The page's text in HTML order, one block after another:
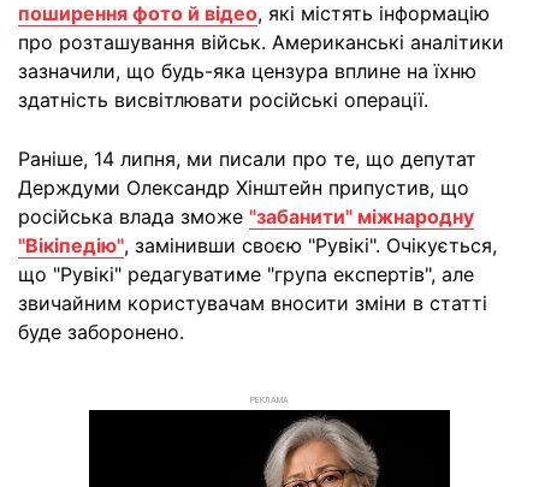
поширення фото й відео, які містять інформацію
про розташування військ. Американські аналітики
зазначили, що будь-яка цензура вплине на їхню
здатність висвітлювати російські операції.
Раніше, 14 липня, ми писали про те, що депутат
Держдуми Олександр Хінштейн припустив, що
російська влада зможе "забанити" міжнародну
"Вікіпедію", замінивши своєю "Рувікі". Очікується,
що "Рувікі" редагуватиме "група експертів", але
звичайним користувачам вносити зміни в статті
буде заборонено.
РЕКЛАМА